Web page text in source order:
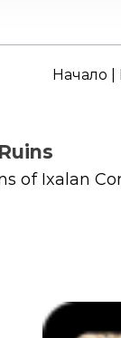
Начало |
of Ixalan